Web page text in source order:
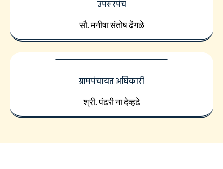
उपसरपंच
सौ. मनीषा संतोष ढेंगळे
ग्रामपंचायत अधिकारी
श्री. पंढरी ना देव्हढे